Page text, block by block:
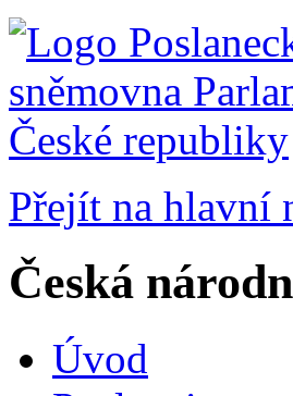
Přejít na hlavní
Česká
Úvod